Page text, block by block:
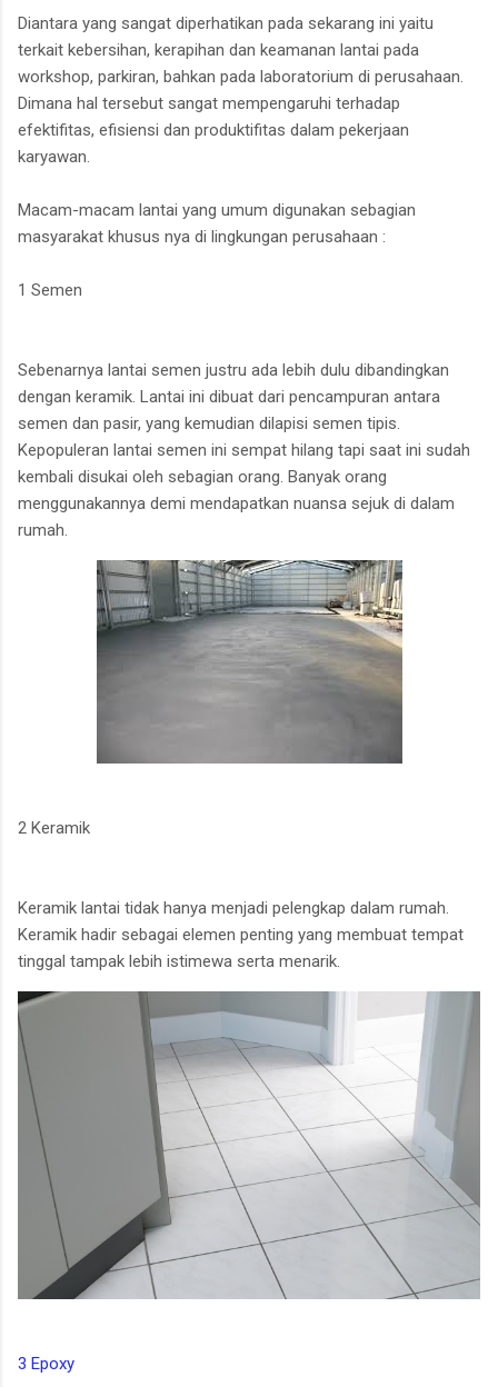
Diantara yang sangat diperhatikan pada sekarang ini yaitu
terkait kebersihan, kerapihan dan keamanan lantai pada
workshop, parkiran, bahkan pada laboratorium di perusahaan.
Dimana hal tersebut sangat mempengaruhi terhadap
efektifitas, efisiensi dan produktifitas dalam pekerjaan
karyawan.
Macam-macam lantai yang umum digunakan sebagian
masyarakat khusus nya di lingkungan perusahaan :
1 Semen
Sebenarnya lantai semen justru ada lebih dulu dibandingkan
dengan keramik. Lantai ini dibuat dari pencampuran antara
semen dan pasir, yang kemudian dilapisi semen tipis.
Kepopuleran lantai semen ini sempat hilang tapi saat ini sudah
kembali disukai oleh sebagian orang. Banyak orang
menggunakannya demi mendapatkan nuansa sejuk di dalam
rumah.
2 Keramik
Keramik lantai tidak hanya menjadi pelengkap dalam rumah.
Keramik hadir sebagai elemen penting yang membuat tempat
tinggal tampak lebih istimewa serta menarik.
3 Epoxy